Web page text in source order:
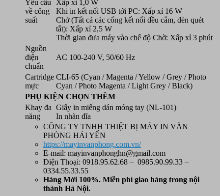
Yêu cầu
về công
suất
Xấp xỉ 1,0 W
Khi in kết nối USB tới PC: Xấp xỉ 16 W
Chờ (Tất cả các cổng kết nối đều cắm, đèn quét
tắt): Xấp xỉ 2,5 W
Thời gian đưa máy vào chế độ Chờ: Xấp xỉ 3 phút
Nguồn
điện
chuẩn
AC 100-240 V, 50/60 Hz
Cartridge
mực
CLI-65 (Cyan / Magenta / Yellow / Grey / Photo
Cyan / Photo Magenta / Light Grey / Black)
PHỤ KIỆN CHỌN THÊM
Khay đa
năng
Giấy in miếng dán móng tay (NL-101)
In nhãn đĩa
CÔNG TY TNHH THIỆT BỊ MÁY IN VĂN
PHÒNG HẢI YẾN
https://mayinvanphong.com.vn/
E-mail: mayinvanphonghn@gmail.com
Điện Thoại: 0918.95.62.68 – 0985.90.99.33 –
0334.55.33.55
Hàng Mới 100%. Miễn phígiao hàng trong nội
thành Hà Nội.